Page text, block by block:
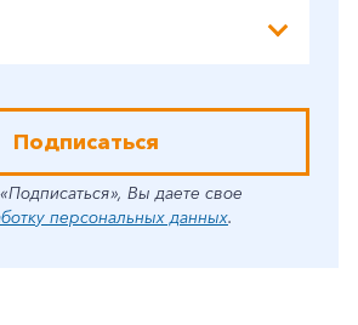
Подписаться
Вы даете свое
персональных данных.